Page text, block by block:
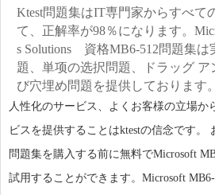
Ktest問題集はIT専門家からすべて
て、正解率が98％になります。
s Solutions 資格MB6-512問題集は
題、単项の选択問題、ドラッグ ア
び穴埋め問題を提供しております。
人性化のサービス、よくお客様の立場か
ビスを提供することはktestの信念です。
問題集を購入する前に無料でMicrosoft
試用することができます。Microsoft